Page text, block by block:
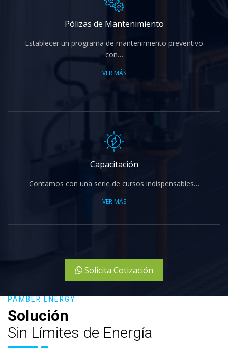
Pólizas de Mantenimiento
Establecer un programa de mantenimiento preventivo
con…
VER MÁS
Capacitación
Contamos con una serie de cursos indispensables…
VER MÁS
Solicita Cotización
PAMBER ENERGY
Solución
Sin Límites de Energía